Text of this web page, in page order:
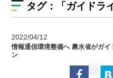
タグ： 「ガイドラ
2022/04/12
情報通信環境整備へ 農水省がガイ
ン